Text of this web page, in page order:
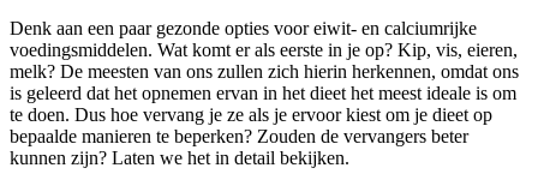
Denk aan een paar gezonde opties voor eiwit- en calciumrijke
voedingsmiddelen. Wat komt er als eerste in je op? Kip, vis, eieren,
melk? De meesten van ons zullen zich hierin herkennen, omdat ons
is geleerd dat het opnemen ervan in het dieet het meest ideale is om
te doen. Dus hoe vervang je ze als je ervoor kiest om je dieet op
bepaalde manieren te beperken? Zouden de vervangers beter
kunnen zijn? Laten we het in detail bekijken.